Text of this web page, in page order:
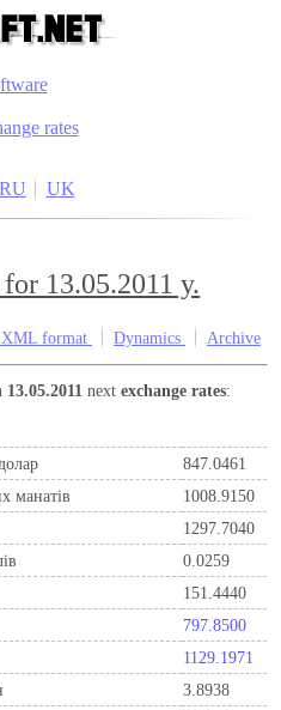
rates
RU UK
13.05.2011 y.
format Dynamics Archive
13.05.2011 nextexchange rates:
847.0461
манатів
1008.9150
1297.7040
0.0259
151.4440
797.8500
1129.1971
3.8938